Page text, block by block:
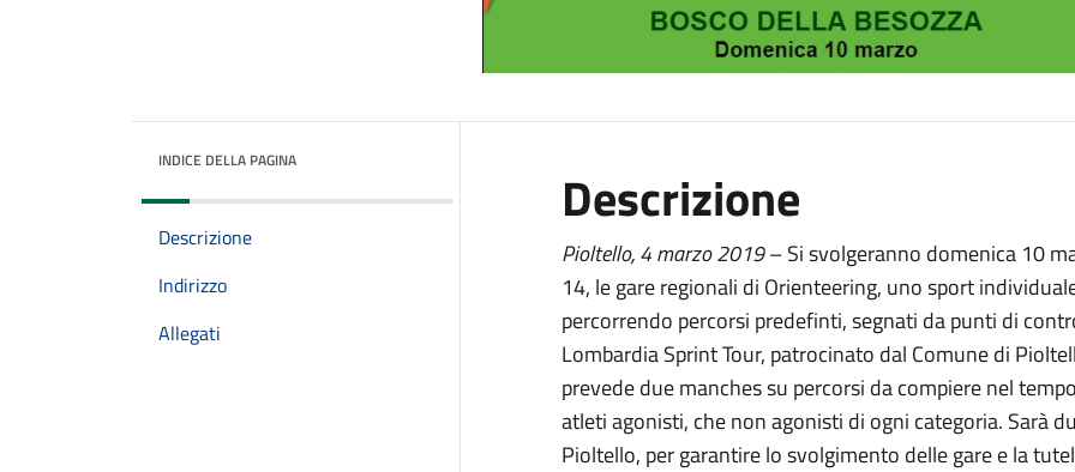
INDICE DELLA PAGINA
Descrizione
Indirizzo
Allegati
Descrizione
Pioltello,4 marzo2019– Si svolgeranno domenica 10
14, le gare regionali di Orienteering, uno sport
percorrendo percorsi predefinti, segnati da punti di
Lombardia Sprint Tour, patrocinato dal Comune di
prevede due manches su percorsi da compiere nel
atleti agonisti, che non agonisti di ogni categoria. Sarà
Pioltello, per garantire lo svolgimento delle gare e la